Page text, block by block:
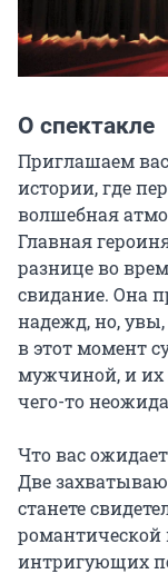
О спектакле
Приглашаем
истории, где
волшебная
Главная
разнице во
свидание. Она
надежд, но,
в этот момент
мужчиной, и их
чего-то
Что вас
Две
станете
интригующих